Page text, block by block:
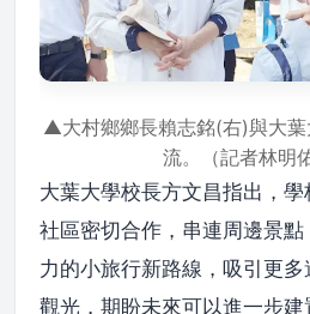
▲大村鄉鄉長賴志銘(右)與大
流。（記者林明
大葉大學校長方文昌指出，
社區密切合作，串連周邊景
力的小旅行新路線，吸引更
觀光，期盼未來可以進一步